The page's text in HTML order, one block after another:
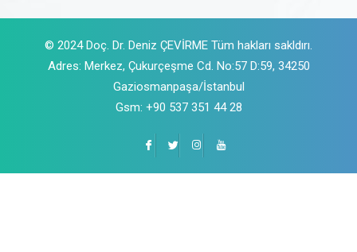
© 2024 Doç. Dr. Deniz ÇEVİRME Tüm hakları sakldırı.
Adres: Merkez, Çukurçeşme Cd. No:57 D:59, 34250
Gaziosmanpaşa/İstanbul
Gsm: +90 537 351 44 28